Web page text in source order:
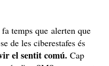
temps que alerten que
de les ciberestafes és
el sentit comú. Cap